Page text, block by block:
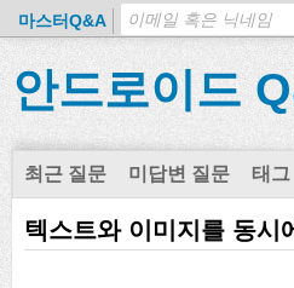
마스터Q&A
안드로이드
최근 질문 미답변 질문 태그
텍스트와 이미지를 동시